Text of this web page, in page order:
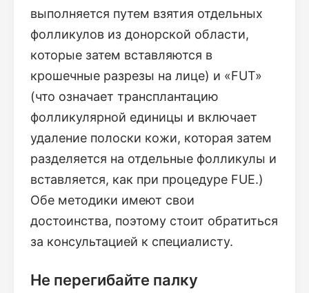
выполняется путем взятия отдельных
фолликулов из донорской области,
которые затем вставляются в
крошечные разрезы на лице) и «FUT»
(что означает трансплантацию
фолликулярной единицы и включает
удаление полоски кожи, которая затем
разделяется на отдельные фолликулы и
вставляется, как при процедуре FUE.)
Обе методики имеют свои
достоинства, поэтому стоит обратиться
за консультацией к специалисту.
Не перегибайте палку